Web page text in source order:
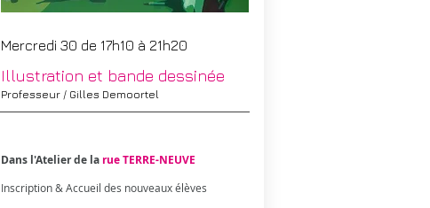
Mercredi 30 de 17h10 à 21h20
Illustration et bande dessinée
Professeur / Gilles Demoortel
Dans l'Atelier de la rue TERRE-NEUVE
Inscription & Accueil des nouveaux élèves